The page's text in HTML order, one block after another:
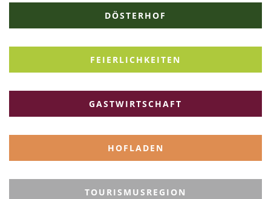
DÖSTERHOF
FEIERLICHKEITEN
GASTWIRTSCHAFT
HOFLADEN
TOURISMUSREGION